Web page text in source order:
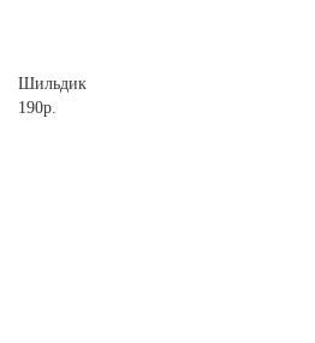
Шильдик
190р.